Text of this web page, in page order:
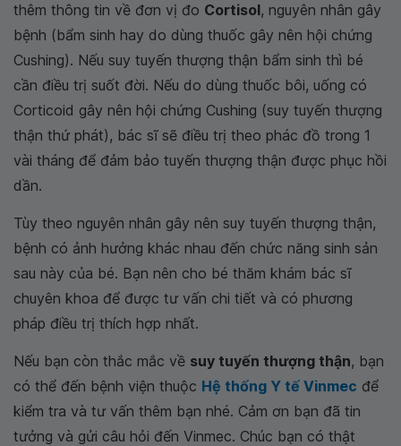
thêm thông tin về đơn vị đo Cortisol, nguyên nhân gây
bệnh (bẩm sinh hay do dùng thuốc gây nên hội chứng
Cushing). Nếu suy tuyến thượng thận bẩm sinh thì bé
cần điều trị suốt đời. Nếu do dùng thuốc bôi, uống có
Corticoid gây nên hội chứng Cushing (suy tuyến thượng
thận thứ phát), bác sĩ sẽ điều trị theo phác đồ trong 1
vài tháng để đảm bảo tuyến thượng thận được phục hồi
dần.
Tùy theo nguyên nhân gây nên suy tuyến thượng thận,
bệnh có ảnh hưởng khác nhau đến chức năng sinh sản
sau này của bé. Bạn nên cho bé thăm khám bác sĩ
chuyên khoa để được tư vấn chi tiết và có phương
pháp điều trị thích hợp nhất.
Nếu bạn còn thắc mắc về suy tuyến thượng thận, bạn
có thể đến bệnh viện thuộc Hệ thống Y tế Vinmec để
kiểm tra và tư vấn thêm bạn nhé. Cảm ơn bạn đã tin
tưởng và gửi câu hỏi đến Vinmec. Chúc bạn có thật